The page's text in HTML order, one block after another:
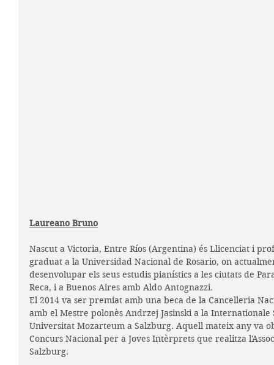
Laureano Bruno
Nascut a Victoria, Entre Ríos (Argentina) és Llicenciat i
graduat a la Universidad Nacional de Rosario, on
desenvolupar els seus estudis pianístics a les ciutats de
Reca, i a Buenos Aires amb Aldo Antognazzi.
El 2014 va ser premiat amb una beca de la Cancelleria
amb el Mestre polonès Andrzej Jasinski a la
Universitat Mozarteum a Salzburg. Aquell mateix any va
Concurs Nacional per a Joves Intèrprets que realitza
Salzburg.